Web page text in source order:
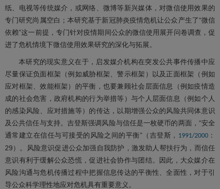
纸、电视等传统媒介，或网络、微博等新兴媒体，对微信使用效果的
专门研究尚属空白；本研究基于新冠肺炎疫情危机让公众产生了“微信
依赖”这一前提，专门针对疫情期间公众的微信使用展开问卷调查，促
进了危机情境下微信使用效果研究的深化与拓展。
本研究的现实意义在于，启发媒介机构在突发公共事件传播中应
尽量保证负面框架（例如威胁框架、警示框架）以及正面框架（例如
应对框架、效能框架）的平衡，也要兼顾社会层面信息（例如疫情造
成的社会危害，政府机构的行为举措等）与个人层面信息（例如个人
的感染风险、应对措施等）的传达，以期增强公众的风险共同体意识
及公共信任与支持。吉登斯强调风险与信任是一枚硬币的两面，“安全
通常建立在信任与可接受的风险之间的平衡”（吉登斯， 1991/2000：
29）。风险意识促进公众加强自我防护，激发助人帮扶行为，而信任
意识有利于缓解公众恐慌，促进社会协作与团结。因此，大众媒介在
风险沟通与危机传播过程中把握信息传达的平衡性、全面性，对于引
导公众科学理性地应对危机具有重要意义。